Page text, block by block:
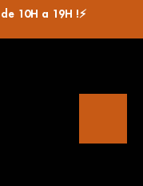
10H a 19H !⚡